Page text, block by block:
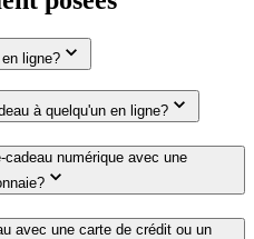
ligne?
à quelqu'un en ligne?
numérique avec une
avec une carte de crédit ou un